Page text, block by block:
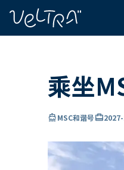
乘坐
directions_boatMSC和谐号card_travel